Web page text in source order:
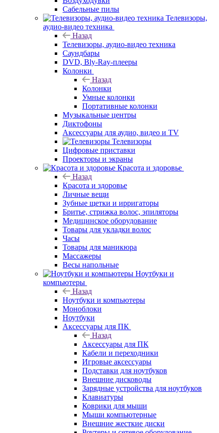
Сабельные пилы
Телевизоры,
аудио-видео техника
Назад
Телевизоры, аудио-видео техника
Саундбары
DVD, Bly-Ray-плееры
Колонки
Назад
Колонки
Умные колонки
Портативные колонки
Музыкальные центры
Диктофоны
Аксессуары для аудио, видео и TV
Телевизоры
Цифровые приставки
Проекторы и экраны
Красота и здоровье
Назад
Красота и здоровье
Личные вещи
Зубные щетки и ирригаторы
Бритье, стрижка волос, эпиляторы
Медицинское оборудование
Товары для укладки волос
Часы
Товары для маникюра
Массажеры
Весы напольные
Ноутбуки и
компьютеры
Назад
Ноутбуки и компьютеры
Моноблоки
Ноутбуки
Аксессуары для ПК
Назад
Аксессуары для ПК
Кабели и переходники
Игровые аксессуары
Подставки для ноутбуков
Внешние дисководы
Зарядные устройства для ноутбуков
Клавиатуры
Коврики для мыши
Мыши компьютерные
Внешние жесткие диски